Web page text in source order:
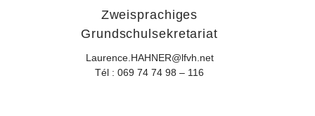
Zweisprachiges
Grundschulsekretariat
Laurence.HAHNER@lfvh.net
Tél : 069 74 74 98 – 116